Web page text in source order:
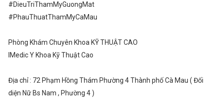
#DieuTriThamMyGuongMat
#PhauThuatThamMyCaMau
Phòng Khám Chuyên Khoa KỸ THUẬT CAO
IMedic Y Khoa Kỹ Thuật Cao
Địa chỉ : 72 Phạm Hồng Thám Phường 4 Thành phố Cà Mau ( Đối
diện Nữ Bs Nam , Phường 4 )